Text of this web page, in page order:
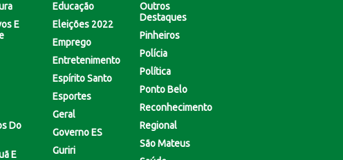
E
Do
E
Educação
Eleições 2022
Emprego
Entretenimento
Espírito Santo
Esportes
Geral
Governo ES
Guriri
Outros
Destaques
Pinheiros
Polícia
Política
Ponto Belo
Reconhecimento
Regional
São Mateus